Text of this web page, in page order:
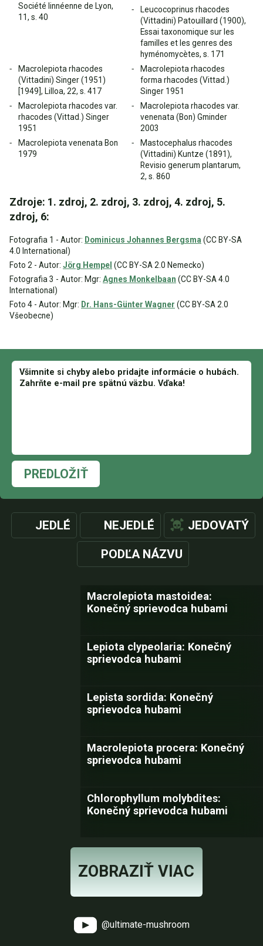
Société linnéenne de Lyon,
11, s. 40
Leucocoprinus rhacodes
(Vittadini) Patouillard (1900),
Essai taxonomique sur les
familles et les genres des
hyménomycètes, s. 171
Macrolepiota rhacodes
(Vittadini) Singer (1951)
[1949], Lilloa, 22, s. 417
Macrolepiota rhacodes
forma rhacodes (Vittad.)
Singer 1951
Macrolepiota rhacodes var.
rhacodes (Vittad.) Singer
1951
Macrolepiota rhacodes var.
venenata (Bon) Gminder
2003
Macrolepiota venenata Bon
1979
Mastocephalus rhacodes
(Vittadini) Kuntze (1891),
Revisio generum plantarum,
2, s. 860
Zdroje: 1. zdroj, 2. zdroj, 3. zdroj, 4. zdroj, 5.
zdroj, 6:
Fotografia 1 - Autor: Dominicus Johannes Bergsma (CC BY-SA
4.0 International)
Foto 2 - Autor: Jörg Hempel (CC BY-SA 2.0 Nemecko)
Fotografia 3 - Autor: Mgr: Agnes Monkelbaan (CC BY-SA 4.0
International)
Foto 4 - Autor: Mgr: Dr. Hans-Günter Wagner (CC BY-SA 2.0
Všeobecne)
PREDLOŽIŤ
JEDLÉ NEJEDLÉ JEDOVATÝ
PODĽA NÁZVU
Macrolepiota mastoidea:
Konečný sprievodca hubami
Lepiota clypeolaria: Konečný
sprievodca hubami
Lepista sordida: Konečný
sprievodca hubami
Macrolepiota procera: Konečný
sprievodca hubami
Chlorophyllum molybdites:
Konečný sprievodca hubami
ZOBRAZIŤ VIAC
@ultimate-mushroom